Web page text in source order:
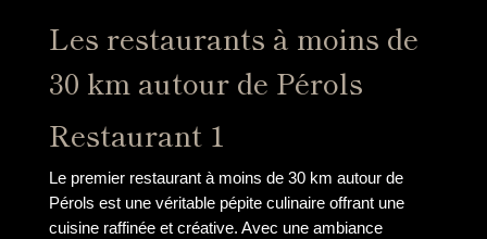
Les restaurants à moins de
30 km autour de Pérols
Restaurant 1
Le premier restaurant à moins de 30 km autour de
Pérols est une véritable pépite culinaire offrant une
cuisine raffinée et créative. Avec une ambiance